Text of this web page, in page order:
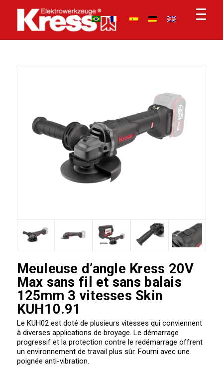
Meuleuse d’angle Kress 20V
Max sans fil et sans balais
125mm 3 vitesses Skin
KUH10.91
Le KUH02 est doté de plusieurs vitesses qui conviennent
à diverses applications de broyage. Le démarrage
progressif et la protection contre le redémarrage offrent
un environnement de travail plus sûr. Fourni avec une
poignée anti-vibration.